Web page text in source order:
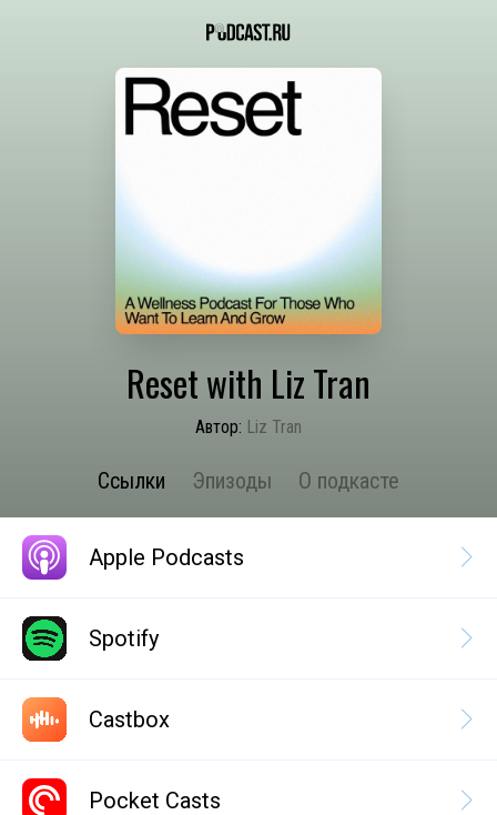
Reset with Liz Tran
Автор: Liz Tran
Ссылки Эпизоды О подкасте
Apple Podcasts
Spotify
Castbox
Pocket Casts